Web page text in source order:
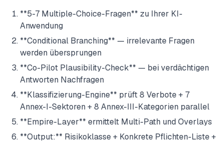
**5-7 Multiple-Choice-Fragen** zu Ihrer KI-
Anwendung
**Conditional Branching** — irrelevante Fragen
werden übersprungen
**Co-Pilot Plausibility-Check** — bei verdächtigen
Antworten Nachfragen
**Klassifizierung-Engine** prüft 8 Verbote + 7
Annex-I-Sektoren + 8 Annex-III-Kategorien parallel
**Empire-Layer** ermittelt Multi-Path und Overlays
**Output:** Risikoklasse + Konkrete Pflichten-Liste +